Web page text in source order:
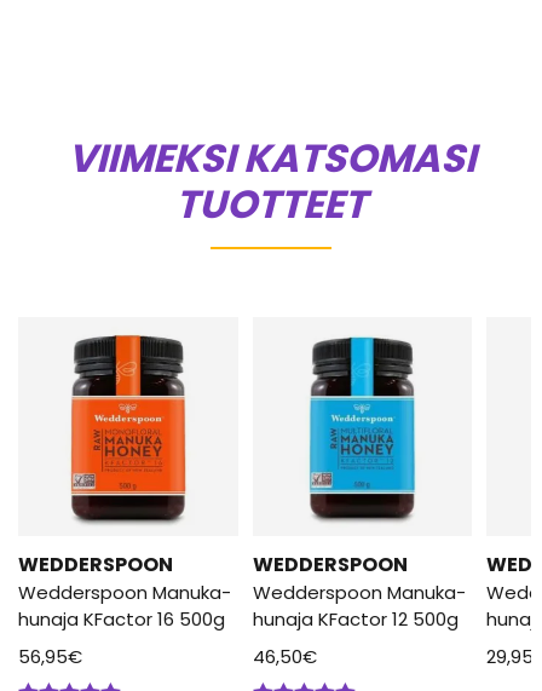
VIIMEKSI KATSOMASI
TUOTTEET
WEDDERSPOON
Wedderspoon Manuka-
hunaja KFactor 16 500g
56,95€
WEDDERSPOON
Wedderspoon Manuka-
hunaja KFactor 12 500g
46,50€
29,95